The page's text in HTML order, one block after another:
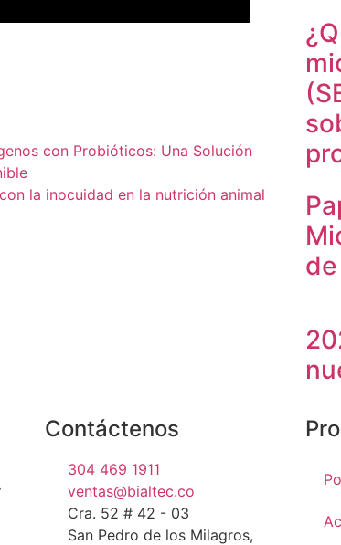
con Probióticos: Una Solución
la inocuidad en la nutrición animal
Contáctenos
304 469 1911
ventas@bialtec.co
Cra. 52 # 42 - 03
San Pedro de los Milagros,